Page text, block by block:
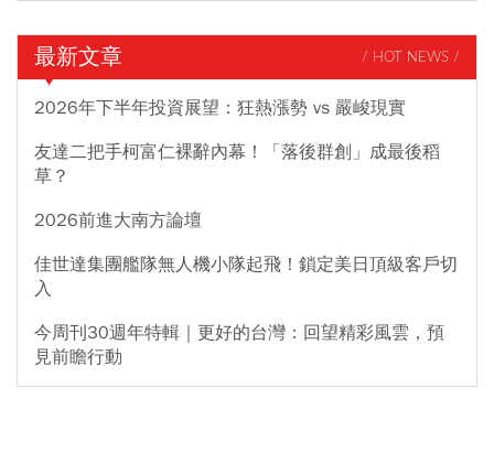
最新文章 / HOT NEWS /
2026年下半年投資展望：狂熱漲勢 vs 嚴峻現實
友達二把手柯富仁裸辭內幕！「落後群創」成最後稻
草？
2026前進大南方論壇
佳世達集團艦隊無人機小隊起飛！鎖定美日頂級客戶切
入
今周刊30週年特輯｜更好的台灣：回望精彩風雲，預
見前瞻行動